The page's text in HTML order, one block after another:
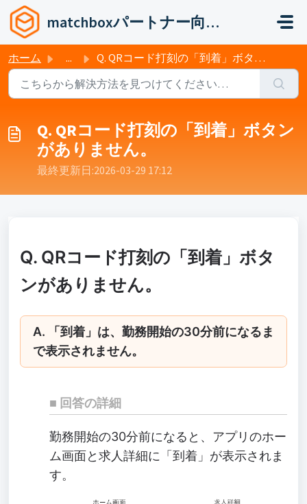
メインコンテンツに移動
matchboxパートナー向けヘルプ
ホーム ... Q. QRコード打刻の「到着」ボタンがありません。
Q. QRコード打刻の「到着」ボタン
がありません。
最終更新日:2026-03-29 17:12:50 +0900
Q. QRコード打刻の「到着」ボタ
ンがありません。
A. 「到着」は、勤務開始の30分前になるま
で表示されません。
回答の詳細
勤務開始の30分前になると、アプリのホー
ム画面と求人詳細に「到着」が表示されま
す。